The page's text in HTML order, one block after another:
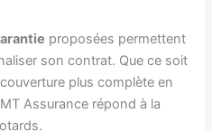
proposées permettent
son contrat. Que ce soit
plus complète en
Assurance répond à la